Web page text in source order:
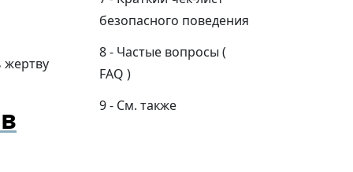
безопасного поведения
Частые вопросы (
FAQ )
См. также
жертву